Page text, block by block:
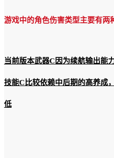
游戏中的角色伤害类型主要有两
当前版本武器C因为续航输出能
技能C比较依赖中后期的高养成
低